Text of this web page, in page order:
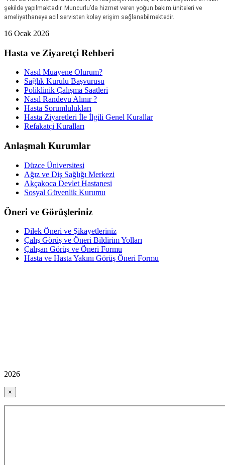
şekilde yapılmaktadır. Muncurlu’da hizmet veren yoğun bakım üniteleri ve
ameliyathaneye acil servisten kolay erişim sağlanabilmektedir.
16 Ocak 2026
Hasta ve Ziyaretçi Rehberi
Nasıl Muayene Olurum?
Sağlık Kurulu Başvurusu
Poliklinik Çalışma Saatleri
Nasıl Randevu Alınır ?
Hasta Sorumlulukları
Hasta Ziyaretleri İle İlgili Genel Kurallar
Refakatçi Kuralları
Anlaşmalı Kurumlar
Düzce Üniversitesi
Ağız ve Diş Sağlığı Merkezi
Akçakoca Devlet Hastanesi
Sosyal Güvenlik Kurumu
Öneri ve Görüşleriniz
Dilek Öneri ve Şikayetleriniz
Çalış Görüş ve Öneri Bildirim Yolları
Çalışan Görüş ve Öneri Formu
Hasta ve Hasta Yakını Görüş Öneri Formu
2026
×